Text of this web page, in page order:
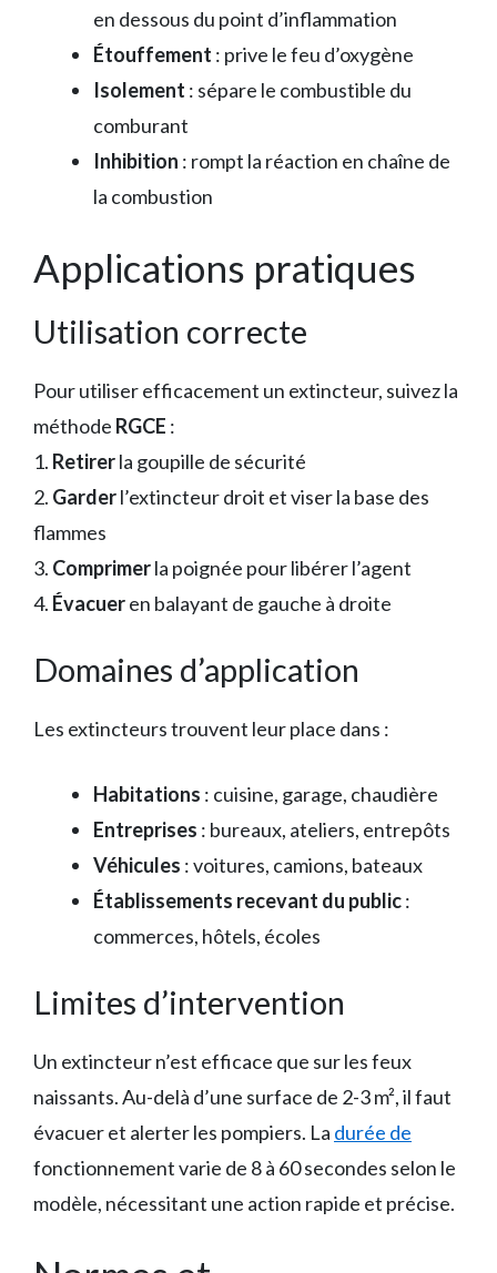
en dessous du point d’inflammation
Étouffement : prive le feu d’oxygène
Isolement : sépare le combustible du
comburant
Inhibition : rompt la réaction en chaîne de
la combustion
Applications pratiques
Utilisation correcte
Pour utiliser efficacement un extincteur, suivez la
méthode RGCE :
1. Retirerla goupille de sécurité
2. Garderl’extincteur droit et viser la base des
flammes
3. Comprimerla poignée pour libérer l’agent
4. Évacueren balayant de gauche à droite
Domaines d’application
Les extincteurs trouvent leur place dans :
Habitations : cuisine, garage, chaudière
Entreprises : bureaux, ateliers, entrepôts
Véhicules : voitures, camions, bateaux
Établissements recevant du public:
commerces, hôtels, écoles
Limites d’intervention
Un extincteur n’est efficace que sur les feux
naissants. Au-delà d’une surface de 2-3 m², il faut
évacuer et alerter les pompiers. La durée de
fonctionnement varie de 8 à 60 secondes selon le
modèle, nécessitant une action rapide et précise.